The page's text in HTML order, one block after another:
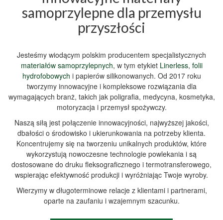
samoprzylepne dla przemysłu
przyszłości
Jesteśmy wiodącym polskim producentem specjalistycznych
materiałów samoprzylepnych, w tym etykiet Linerless, folii
hydrofobowych i papierów silikonowanych. Od 2017 roku
tworzymy innowacyjnei kompleksowe rozwiązania dla
wymagających branż, takich jak poligrafia, medycyna, kosmetyka,
motoryzacjai przemysł spożywczy.
Naszą siłą jest połączenie innowacyjności, najwyższej jakości,
dbałości o środowisko i ukierunkowania na potrzeby klienta.
Koncentrujemy się na tworzeniu unikalnych produktów, które
wykorzystują nowoczesne technologie powlekania i są
dostosowane do druku fleksograficznego i termotransferowego,
wspierając efektywność produkcji i wyróżniając Twoje wyroby.
Wierzymy w długoterminowe relacje z klientamii partnerami,
oparte na zaufaniu i wzajemnym szacunku.